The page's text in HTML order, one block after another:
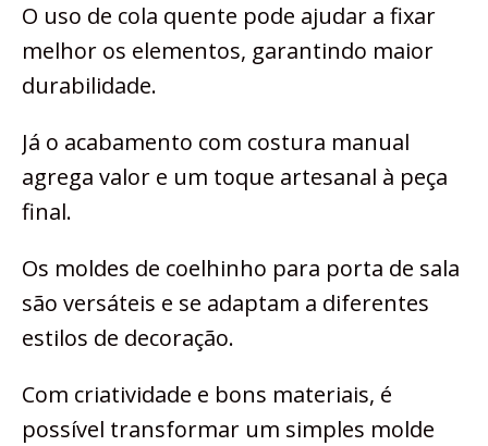
O uso de cola quente pode ajudar a fixar
melhor os elementos, garantindo maior
durabilidade.
Já o acabamento com costura manual
agrega valor e um toque artesanal à peça
final.
Os moldes de coelhinho para porta de sala
são versáteis e se adaptam a diferentes
estilos de decoração.
Com criatividade e bons materiais, é
possível transformar um simples molde